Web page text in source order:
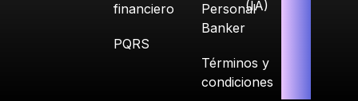
financiero
PQRS
Personal
Banker
Términos y
condiciones
(IA)